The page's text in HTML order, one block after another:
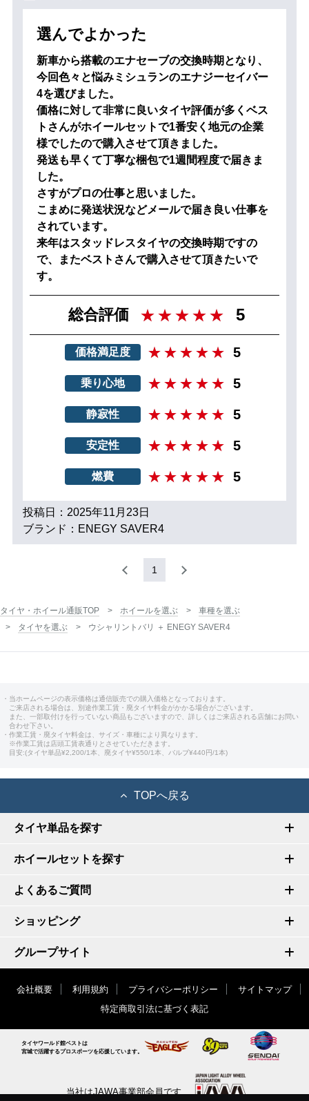
選んでよかった
新車から搭載のエナセーブの交換時期となり、
今回色々と悩みミシュランのエナジーセイバー
4を選びました。
価格に対して非常に良いタイヤ評価が多くベス
トさんがホイールセットで1番安く地元の企業
様でしたので購入させて頂きました。
発送も早くて丁寧な梱包で1週間程度で届きま
した。
さすがプロの仕事と思いました。
こまめに発送状況などメールで届き良い仕事を
されています。
来年はスタッドレスタイヤの交換時期ですの
で、またベストさんで購入させて頂きたいで
す。
総合評価 5
価格満足度 5
乗り心地 5
静寂性 5
安定性 5
燃費 5
投稿日：2025年11月23日
ブランド：ENEGY SAVER4
1
タイヤ・ホイール通販TOP ホイールを選ぶ
車種を選ぶ
タイヤを選ぶ
ウシャリントバリ ＋ ENEGY SAVER4
・当ホームページの表示価格は通信販売での購入価格となっております。
ご来店される場合は、別途作業工賃・廃タイヤ料金がかかる場合がございます。
また、一部取付けを行っていない商品もございますので、詳しくはご来店される店舗にお問い
合わせ下さい。
・作業工賃・廃タイヤ料金は、サイズ・車種により異なります。
※作業工賃は店頭工賃表通りとさせていただきます。
目安:(タイヤ単品¥2,200/1本、廃タイヤ¥550/1本、バルブ¥440円/1本)
TOPへ戻る
タイヤ単品を探す
ホイールセットを探す
よくあるご質問
ショッピング
グループサイト
会社概要 利用規約 プライバシーポリシー
サイトマップ
特定商取引法に基づく表記
タイヤワールド館ベストは
宮城で活躍するプロスポーツを応援しています。
当社はJAWA事業部会員です